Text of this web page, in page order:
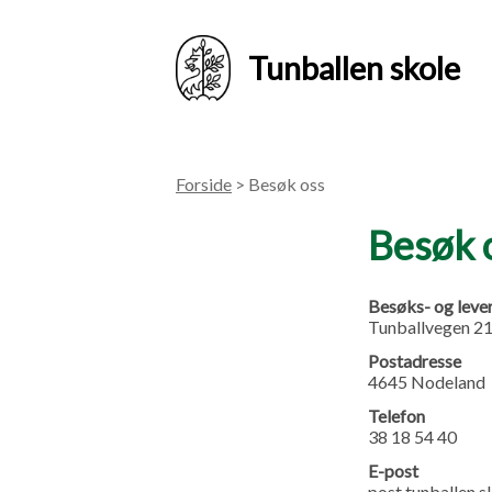
Tunballen skole
Forside > Besøk oss
Besøk
Besøks- og
Tunballvegen 21
Postadresse
4645 Nodeland
Telefon
38 18 54 40
E-post